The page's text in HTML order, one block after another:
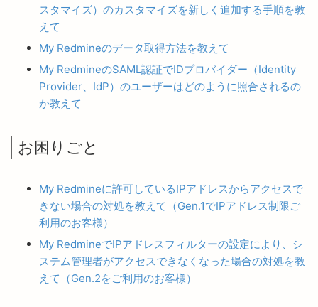
スタマイズ）のカスタマイズを新しく追加する手順を教
えて
My Redmineのデータ取得方法を教えて
My RedmineのSAML認証でIDプロバイダー（Identity
Provider、IdP）のユーザーはどのように照合されるの
か教えて
お困りごと
My Redmineに許可しているIPアドレスからアクセスで
きない場合の対処を教えて（Gen.1でIPアドレス制限ご
利用のお客様）
My RedmineでIPアドレスフィルターの設定により、シ
ステム管理者がアクセスできなくなった場合の対処を教
えて（Gen.2をご利用のお客様）